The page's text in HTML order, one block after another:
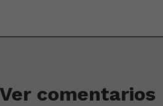
Ver comentarios